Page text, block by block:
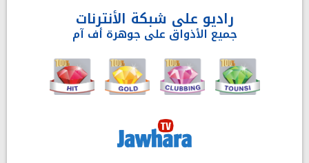
راديو على شبكة الأنترنات
جميع الأذواق على جوهرة أف آم